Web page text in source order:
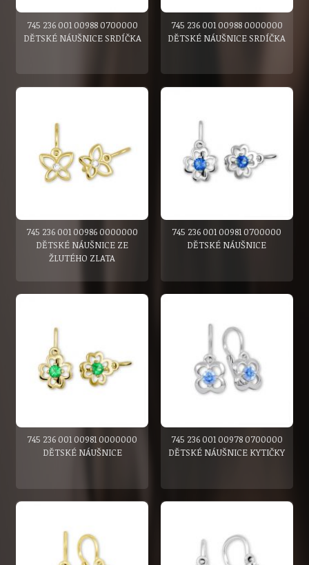
745 236 001 00988 0700000
DĚTSKÉ NÁUŠNICE SRDÍČKA
745 236 001 00988 0000000
DĚTSKÉ NÁUŠNICE SRDÍČKA
745 236 001 00986 0000000
DĚTSKÉ NÁUŠNICE ZE
ŽLUTÉHO ZLATA
745 236 001 00981 0700000
DĚTSKÉ NÁUŠNICE
745 236 001 00981 0000000
DĚTSKÉ NÁUŠNICE
745 236 001 00978 0700000
DĚTSKÉ NÁUŠNICE KYTIČKY